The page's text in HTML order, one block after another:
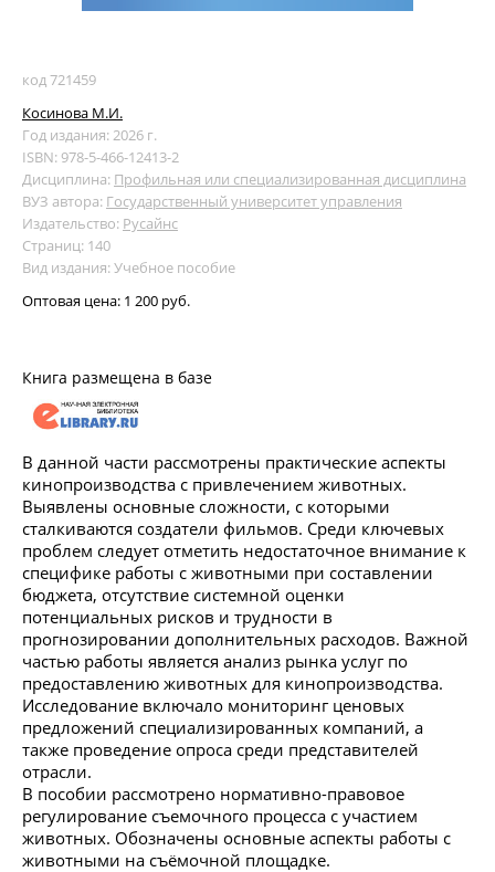
код 721459
Косинова М.И.
Год издания: 2026 г.
ISBN: 978-5-466-12413-2
Дисциплина: Профильная или специализированная дисциплина
ВУЗ автора: Государственный университет управления
Издательство: Русайнс
Страниц: 140
Вид издания: Учебное пособие
Оптовая цена: 1 200 руб.
Книга размещена в базе
В данной части рассмотрены практические аспекты
кинопроизводства с привлечением животных.
Выявлены основные сложности, с которыми
сталкиваются создатели фильмов. Среди ключевых
проблем следует отметить недостаточное внимание к
специфике работы с животными при составлении
бюджета, отсутствие системной оценки
потенциальных рисков и трудности в
прогнозировании дополнительных расходов. Важной
частью работы является анализ рынка услуг по
предоставлению животных для кинопроизводства.
Исследование включало мониторинг ценовых
предложений специализированных компаний, а
также проведение опроса среди представителей
отрасли.
В пособии рассмотрено нормативно-правовое
регулирование съемочного процесса с участием
животных. Обозначены основные аспекты работы с
животными на съёмочной площадке.